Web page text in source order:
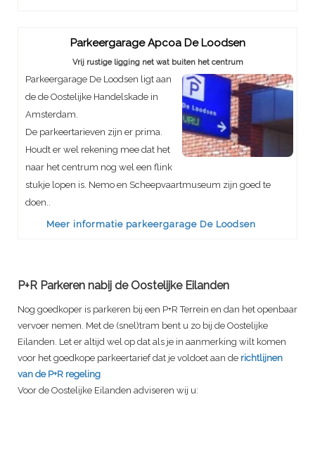
Parkeergarage Apcoa De Loodsen
Vrij rustige ligging net wat buiten het centrum
Parkeergarage De Loodsen ligt aan
de de Oostelijke Handelskade in
Amsterdam.
De parkeertarieven zijn er prima.
Houdt er wel rekening mee dat het
naar het centrum nog wel een flink
stukje lopen is. Nemo en Scheepvaartmuseum zijn goed te
doen..
Meer informatie parkeergarage De Loodsen
P+R Parkeren nabij de Oostelijke Eilanden
Nog goedkoper is parkeren bij een P+R Terrein en dan het openbaar
vervoer nemen. Met de (snel)tram bent u zo bij de Oostelijke
Eilanden. Let er altijd wel op dat als je in aanmerking wilt komen
voor het goedkope parkeertarief dat je voldoet aan de richtlijnen
van de P+R regeling
Voor de Oostelijke Eilanden adviseren wij u: